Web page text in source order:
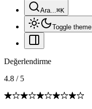
Ara...⌘K
Toggle theme
Değerlendirme
4.8 / 5